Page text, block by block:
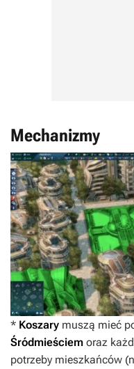
Mechanizmy
* Koszary muszą mieć
Śródmieściem oraz
potrzeby mieszkańców